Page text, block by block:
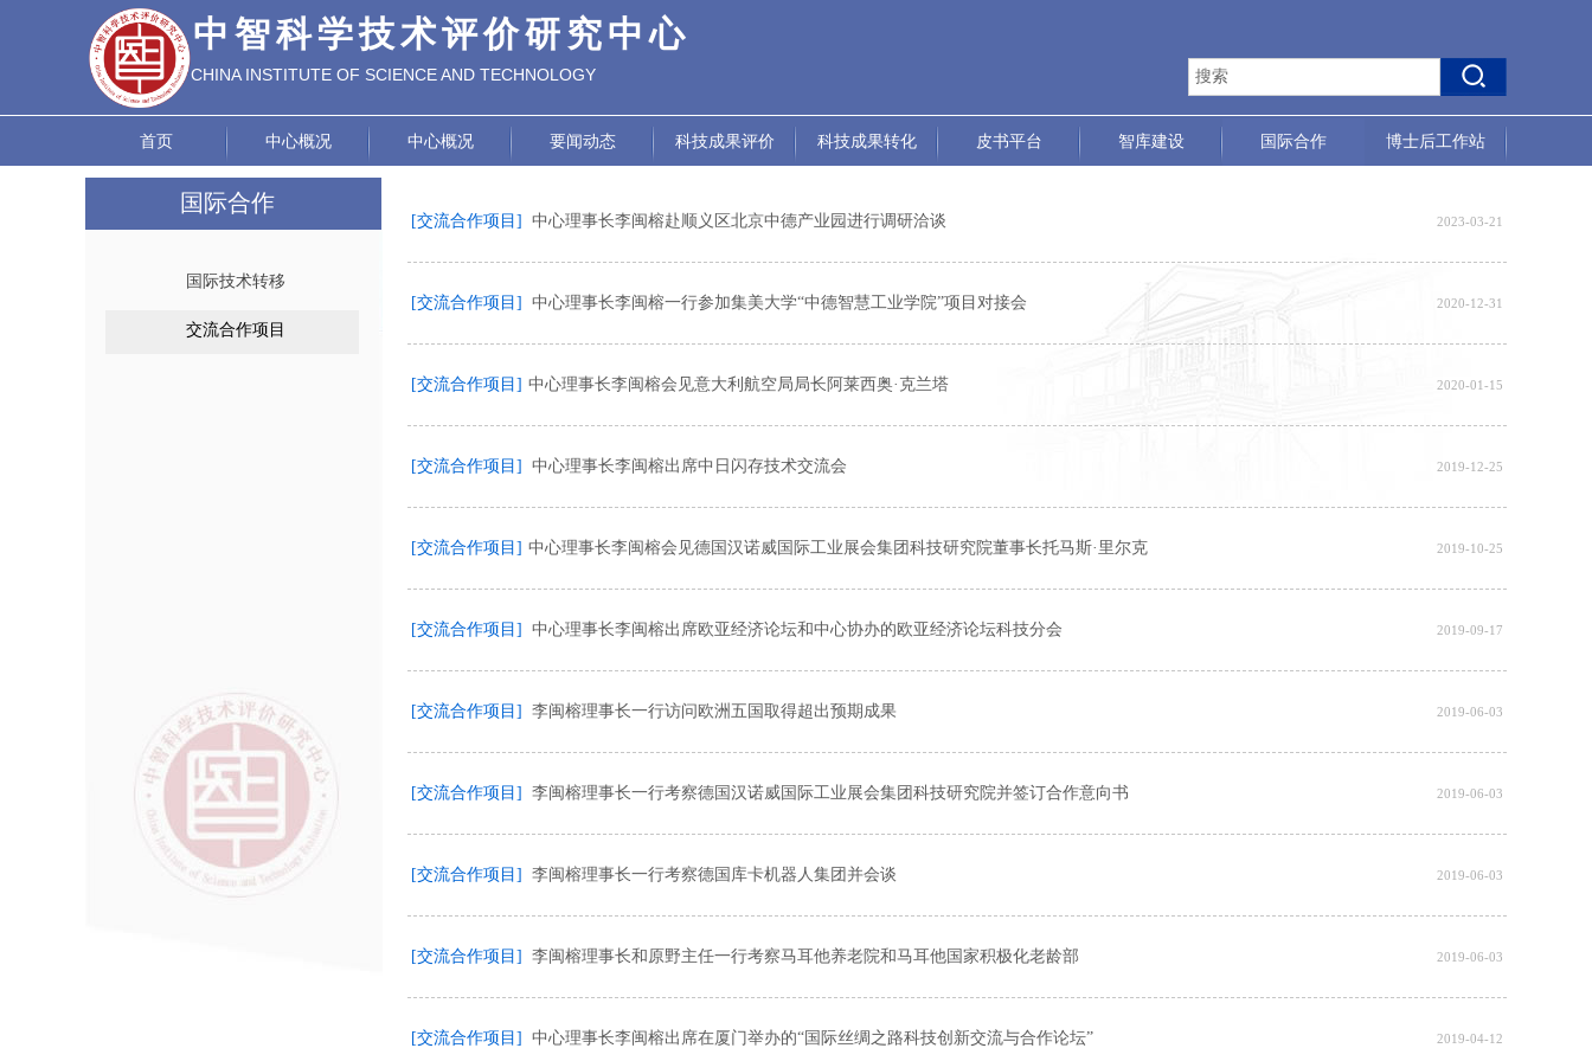
中智科学技术评价研究中心
CHINA INSTITUTE OF SCIENCE AND TECHNOLOGY
首页 中心概况 中心概况 要闻动态 科技成果评价 科技成果转化 皮书平台 智库建设 国际合作 博士后工作站
国际合作
[交流合作项目] 中心理事长李闽榕赴顺义区北京中德产业园进行调研洽谈 2023-03-21
[交流合作项目] 中心理事长李闽榕一行参加集美大学“中德智慧工业学院”项目对接会 2020-12-31
[交流合作项目] ​中心理事长李闽榕会见意大利航空局局长阿莱西奥·克兰塔 2020-01-15
[交流合作项目] 中心理事长李闽榕出席中日闪存技术交流会 2019-12-25
[交流合作项目] ​中心理事长李闽榕会见德国汉诺威国际工业展会集团​科技研究院董事长托马斯·里尔克 2019-10-25
[交流合作项目] 中心理事长李闽榕出席欧亚经济论坛和中心协办的欧亚经济论坛科技分会 2019-09-17
[交流合作项目] 李闽榕理事长一行访问欧洲五国取得超出预期成果 2019-06-03
[交流合作项目] 李闽榕理事长一行考察德国汉诺威国际工业展会集团科技研究院并签订合作意向书 2019-06-03
[交流合作项目] 李闽榕理事长一行考察德国库卡机器人集团并会谈 2019-06-03
[交流合作项目] 李闽榕理事长和原野主任一行考察马耳他养老院和马耳他国家积极化老龄部 2019-06-03
[交流合作项目] 中心理事长李闽榕出席在厦门举办的“国际丝绸之路科技创新交流与合作论坛” 2019-04-12
国际技术转移
交流合作项目